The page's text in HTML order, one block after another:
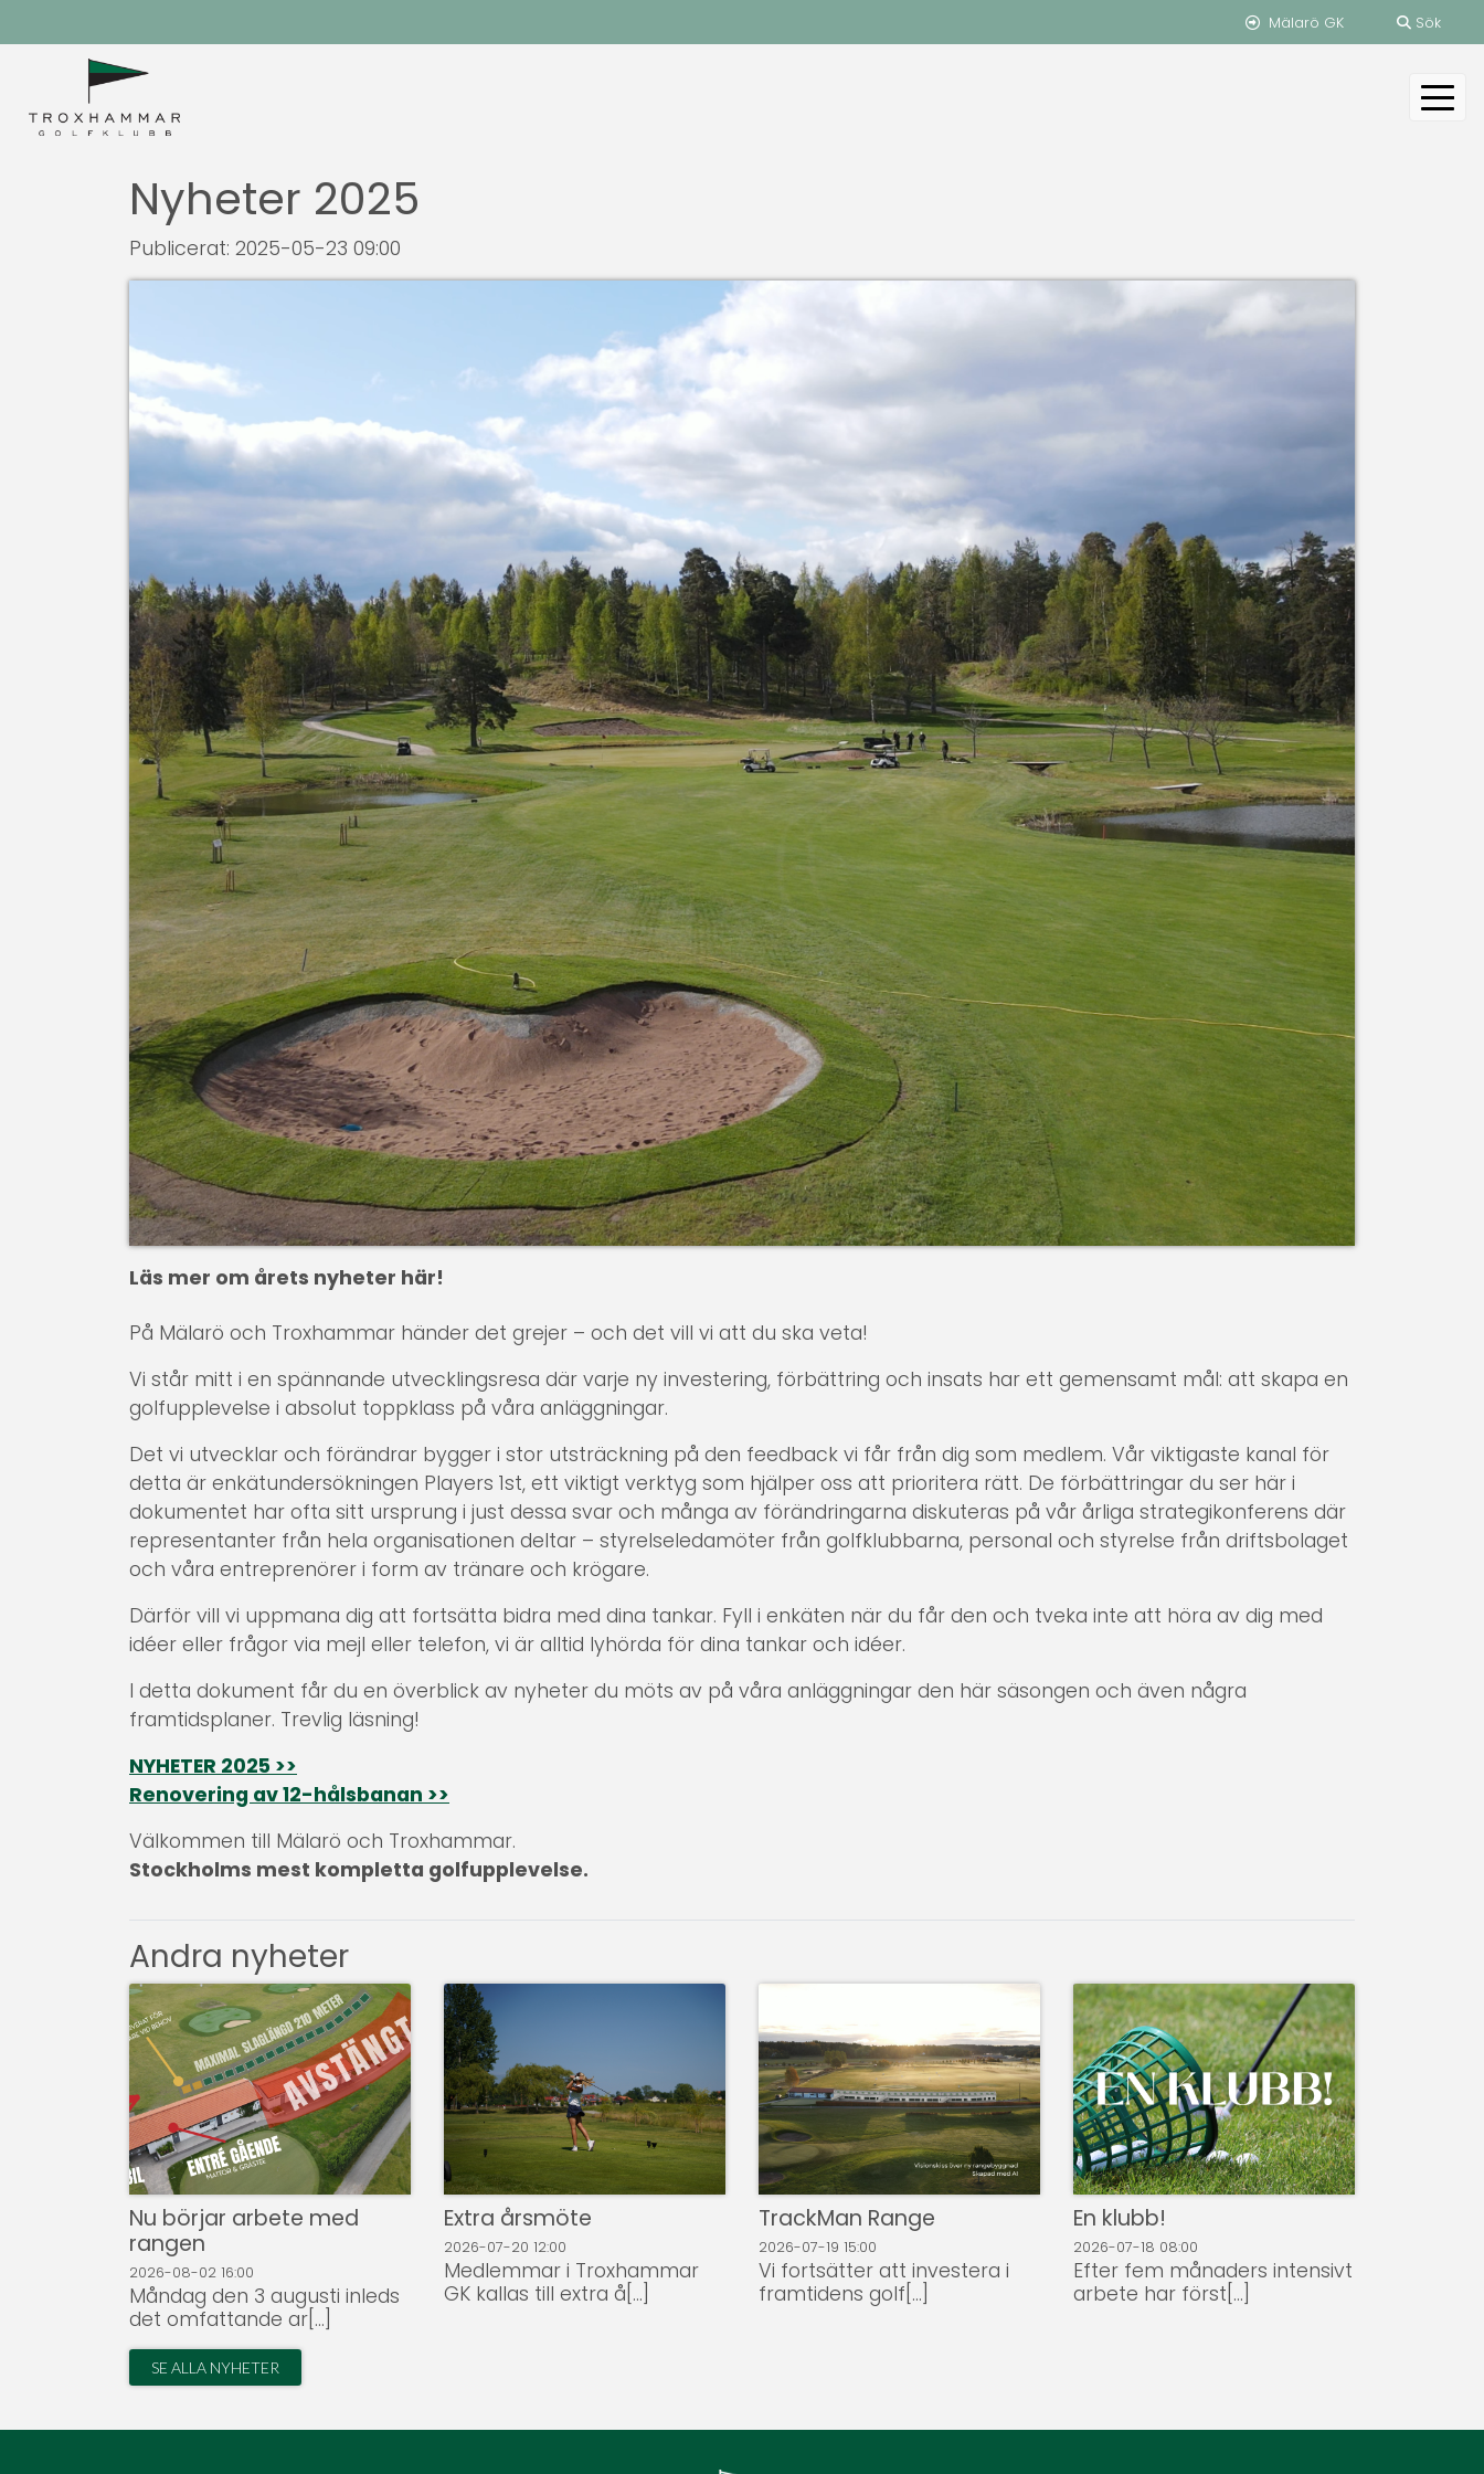
Mälarö GK Sök
Nyheter 2025
Publicerat: 2025-05-23 09:00
Läs mer om årets nyheter här!
På Mälarö och Troxhammar händer det grejer – och det vill vi att du ska veta!
Vi står mitt i en spännande utvecklingsresa där varje ny investering, förbättring och insats har ett gemensamt mål: att skapa en
golfupplevelse i absolut toppklass på våra anläggningar.
Det vi utvecklar och förändrar bygger i stor utsträckning på den feedback vi får från dig som medlem. Vår viktigaste kanal för
detta är enkätundersökningen Players 1st, ett viktigt verktyg som hjälper oss att prioritera rätt. De förbättringar du ser här i
dokumentet har ofta sitt ursprung i just dessa svar och många av förändringarna diskuteras på vår årliga strategikonferens där
representanter från hela organisationen deltar – styrelseledamöter från golfklubbarna, personal och styrelse från driftsbolaget
och våra entreprenörer i form av tränare och krögare.
Därför vill vi uppmana dig att fortsätta bidra med dina tankar. Fyll i enkäten när du får den och tveka inte att höra av dig med
idéer eller frågor via mejl eller telefon, vi är alltid lyhörda för dina tankar och idéer.
I detta dokument får du en överblick av nyheter du möts av på våra anläggningar den här säsongen och även några
framtidsplaner. Trevlig läsning!
NYHETER 2025 >>
Renovering av 12-hålsbanan >>
Välkommen till Mälarö och Troxhammar.
Stockholms mest kompletta golfupplevelse.
Andra nyheter
Nu börjar arbete med
rangen
2026-08-02 16:00
Måndag den 3 augusti inleds
det omfattande ar[...]
Extra årsmöte
2026-07-20 12:00
Medlemmar i Troxhammar
GK kallas till extra å[...]
TrackMan Range
2026-07-19 15:00
Vi fortsätter att investera i
framtidens golf[...]
En klubb!
2026-07-18 08:00
Efter fem månaders intensivt
arbete har först[...]
SE ALLA NYHETER